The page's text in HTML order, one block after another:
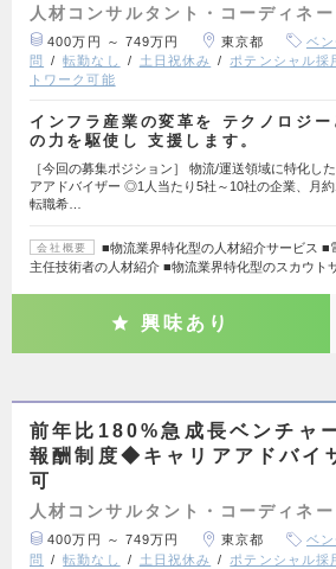
人材コンサルタント・コーディネ
400万円 ～ 749万円 東京都 ベ
問
転勤なし 土日祝休み ポテンシャル採
トワーク可能
インフラ産業の変革を テクノロジー
の力を駆使し 支援します。
［今回の募集ポジション］ 物流/運送領域に特化し
アアドバイザー ◎1人当たり5社～10社の企業、月
転職希…
会社概要
■物流業界特化型の人材紹介サービス ■
主任技術者の人材紹介 ■物流業界特化型のスカウト
興味あり
前年比180%急成長ベンチャ
報酬制度◆キャリアアドバイ
可
人材コンサルタント・コーディネ
400万円 ～ 749万円 東京都 ベ
問
転勤なし 土日祝休み ポテンシャル採